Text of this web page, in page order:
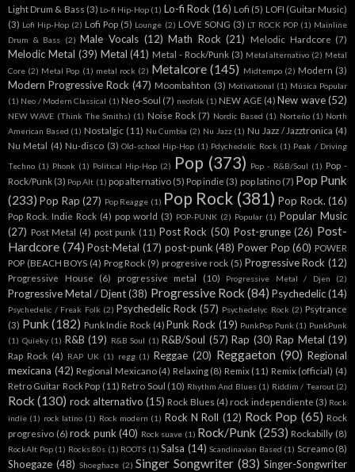
Light Drum & Bass (3) Lo-fi Hip-Hop (1) Lo-fi Rock (16) Lofi (5) LOFI (Guitar Music)
(3) Lofi Hip-Hop (2) Lofi Pop (5) Lounge (2) LOVE SONG (3) LT ROCK POP (1) Mainline
Drum & Bass (2) Male Vocals (12) Math Rock (21) Melodic Hardcore (7)
Melodic Metal (39) Metal (41) Metal - Rock/Punk (3) Metal alternativo (2) Metal
Core (2) Metal Pop (1) metal rock (2) Metalcore (145) Midtempo (2) Modern (3)
Modern Progressive Rock (47) Moombahton (3) Motivational (1) Música Popular
(1) Neo / Modern Classical (1) Neo-Soul (7) neofolk (1) NEW AGE (4) New wave (52)
NEW WAVE (Think The Smiths) (1) Noise Rock (7) Nordic Based (1) Norteño (1) North
American Based (1) Nostalgic (11) Nu Cumbia (2) Nu Jazz (1) Nu Jazz / Jazztronica (4)
Nu Metal (4) Nu-disco (3) Old-school Hip-Hop (1) Pdychedelic Rock (1) Peak / Driving
Techno (1) Phonk (1) Political Hip-Hop (2) Pop (373) Pop - R&B/Soul (1) Pop -
Rock/Punk (3) Pop Alt (1) pop alternativo (5) Pop indie (3) pop latino (7) Pop Punk
(233) Pop Rap (27) Pop Reagge (1) Pop Rock (381) Pop Rock. (16)
Pop Rock. Indie Rock (4) pop world (3) POP-PUNK (2) Popular (1) Popular Music
(27) Post Metal (4) post punk (11) Post Rock (50) Post-grunge (26) Post-
Hardcore (74) Post-Metal (17) post-punk (48) Power Pop (60) POWER
POP (BEACH BOYS (4) Prog Rock (9) progresive rock (5) Progressive Rock (12)
Progressive House (6) progressive metal (10) Progressive Metal / Djen (2)
Progressive Metal / Djent (38) Progressive Rock (84) Psychedelic(14)
Psychedelic / Freak Folk (2) Psychedelic Rock (57) Psychedelyc Rock (2) Psytrance
(3) Punk (182) Punk Indie Rock (4) Punk Rock (19) PunkPop Punk (1) PunkPunk
(1) Quieky (1) R&B (19) R&B Soul (1) R&B/Soul (57) Rap (30) Rap Metal (19)
Rap Rock (4) RAP UK (1) regg (1) Reggae (20) Reggaeton (90) Regional
mexicana (42) Regional Mexicano (4) Relaxing (8) Remix (11) Remix (official) (4)
Retro Guitar Rock Pop (11) Retro Soul (10) Rhythm And Blues (1) Riddim / Tearout (2)
Rock (130) rock alternativo (15) Rock Blues (4) rock independiente (3) Rock
indie (1) rock latino (1) Rock modern (1) Rock N Roll (12) Rock Pop (65) Rock
progresivo (6) rock punk (40) Rock suave (1) Rock/Punk (253) Rockabilly (8)
RockAlt Pop (1) Rocks 80s (1) ROOTS (1) Salsa (14) Scandinavian Based (1) Screamo (8)
Shoegaze (48) Shoeghaze (2) Singer Songwriter (83) Singer-Songwriter